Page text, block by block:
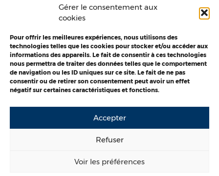
Gérer le consentement aux
cookies
Pour offrir les meilleures expériences, nous utilisons des
technologies telles que les cookies pour stocker et/ou accéder aux
informations des appareils. Le fait de consentir à ces technologies
nous permettra de traiter des données telles que le comportement
de navigation ou les ID uniques sur ce site. Le fait de ne pas
consentir ou de retirer son consentement peut avoir un effet
négatif sur certaines caractéristiques et fonctions.
Accepter
Refuser
Voir les préférences
soient terminés, en cours ou en gestation ;
Mettre en relation les projets en recherche de
financements avec les services de la région,
afin d’identifier des sources potentielles de
financement.
Des informations plus précises sont fournies dansla
note de cadrage
Mentions légales Politique de cookies